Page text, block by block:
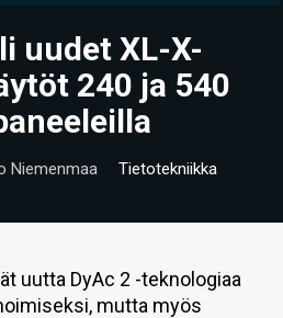
uudet XL-X-
240 ja 540
Niemenmaa
Tietotekniikka
uutta DyAc 2 -teknologiaa
mutta myös